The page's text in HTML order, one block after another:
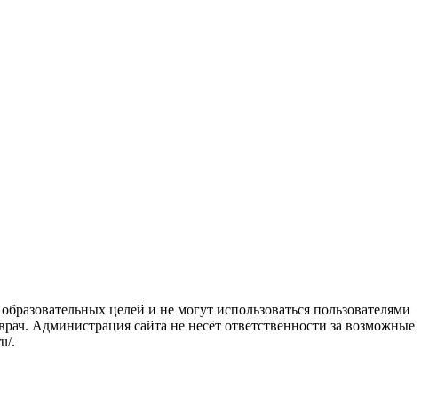
целей и не могут использоваться пользователями
Администрация сайта не несёт ответственности за возможные
.